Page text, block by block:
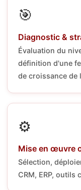
🎯
Diagnostic &
Évaluation du
définition d'une
de croissance de
⚙️
Mise en œuvre
Sélection,
CRM, ERP,